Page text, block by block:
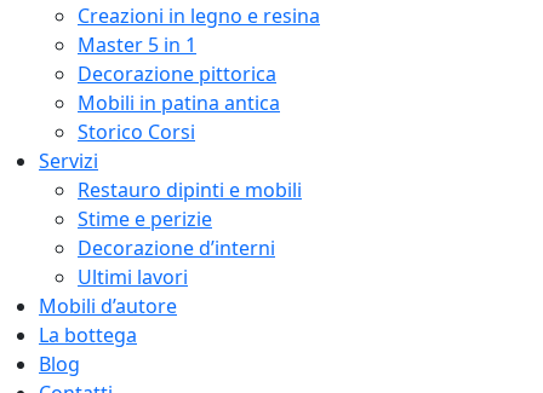
Creazioni in legno e resina
Master 5 in 1
Decorazione pittorica
Mobili in patina antica
Storico Corsi
Servizi
Restauro dipinti e mobili
Stime e perizie
Decorazione d’interni
Ultimi lavori
Mobili d’autore
La bottega
Blog